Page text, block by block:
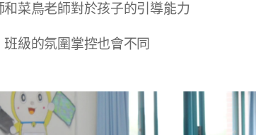
和菜鳥老師對於孩子的引導能力
級的氛圍掌控也會不同